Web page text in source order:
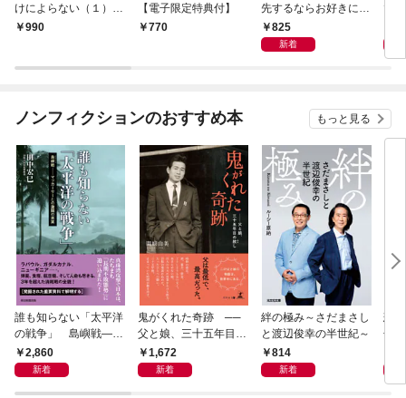
けによらない（１）
【電子限定特典付】
990
【電子限定特典付】
770
先するならお好きにど
うぞ（※ただし、私も
王子様を優先します
825
新着
で
で
ノンフィクションのおすすめ本 もっと見る
誰も知らない「太平洋
の戦争」 島嶼戦――
マッカーサーとの激闘
の真実
2,860
新着
鬼がくれた奇跡 ──
父と娘、三十五年目の
赦し1,672
新着
絆の極み～さだまさし
と渡辺俊幸の半世紀～
814
新着
悲
子